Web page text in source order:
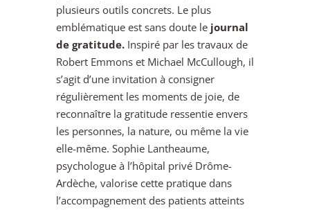
plusieurs outils concrets. Le plus
emblématique est sans doute le journal
de gratitude.Inspiré par les travaux de
Robert Emmons et Michael McCullough, il
s’agit d’une invitation à consigner
régulièrement les moments de joie, de
reconnaître la gratitude ressentie envers
les personnes, la nature, ou même la vie
elle-même. Sophie Lantheaume,
psychologue à l’hôpital privé Drôme-
Ardèche, valorise cette pratique dans
l’accompagnement des patients atteints